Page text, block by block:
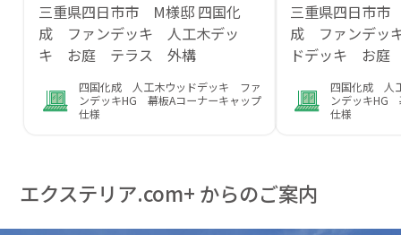
三重県四日市市 M様邸 四国化
成 ファンデッキ 人工木デッ
キ お庭 テラス 外構
四国化成 人工木ウッドデッキ ファ
ンデッキHG 幕板Aコーナーキャップ
仕様
三重県四日市
成 ファンデッ
ドデッキ お庭
四国化成 人
ンデッキHG
仕様
エクステリア.com+ からのご案内